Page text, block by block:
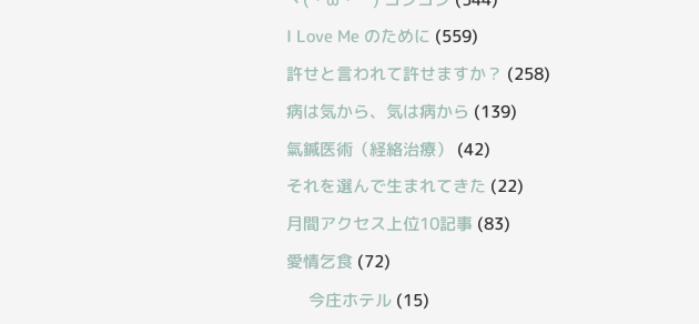
I Love Me のために (559)
許せと言われて許せますか？ (258)
病は気から、気は病から (139)
氣鍼医術（経絡治療）
(42)
それを選んで生まれてきた (22)
月間アクセス上位10記事 (83)
愛情乞食 (72)
今庄ホテル (15)